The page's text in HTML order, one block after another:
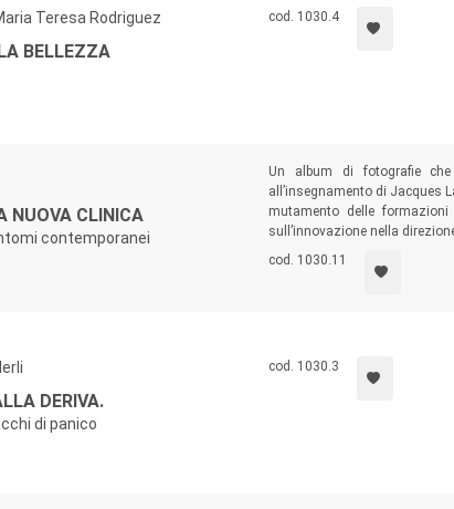
Teresa Rodriguez
BELLEZZA
cod. 1030.4
NUOVA CLINICA
contemporanei
Un album di fotografie
all’insegnamento di Jacques
mutamento delle formazioni
sull’innovazione nella
cod. 1030.11
DERIVA.
di panico
cod. 1030.3